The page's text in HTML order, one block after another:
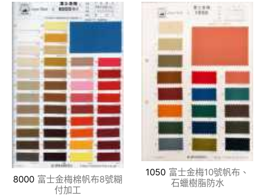
8000 富士金梅棉帆布8號糊
付加工
1050 富士金梅10號帆布、
石蠟樹脂防水